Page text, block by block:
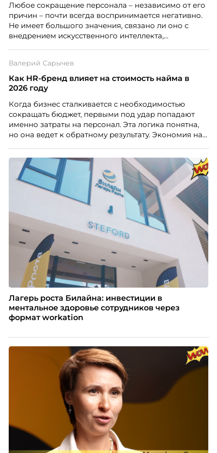
Любое сокращение персонала – независимо от его
причин – почти всегда воспринимается негативно.
Не имеет большого значения, связано ли оно с
внедрением искусственного интеллекта,
структуры компании. Для сотрудников сокращения
означают потерю стабильности, а для внешнего
рынка становятся сигналом о возможных
нередко превращаются в фактор, который
негативно влияет HR-бренд работодателя.
Валерий Сарычев
Как HR-бренд влияет на стоимость найма в
2026 году
Когда бизнес сталкивается с необходимостью
сокращать бюджет, первыми под удар попадают
именно затраты на персонал. Эта логика понятна,
но она ведет к обратному результату. Экономия на
значит – сокращает доходы бизнеса.
Лагерь роста Билайна: инвестиции в
ментальное здоровье сотрудников через
формат workation